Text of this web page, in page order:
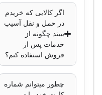
توانایی کارکرد در
دمای محیطی
30 تا 60 درجه
سانتی‌گراد
فناوری کاهش نویز:
3D DNR
اگر کالایی که خریدم
در حمل و نقل آسیب
ببیند چگونه از
خدمات پس از
فروش استفاده کنم؟
چطور میتوانم شماره